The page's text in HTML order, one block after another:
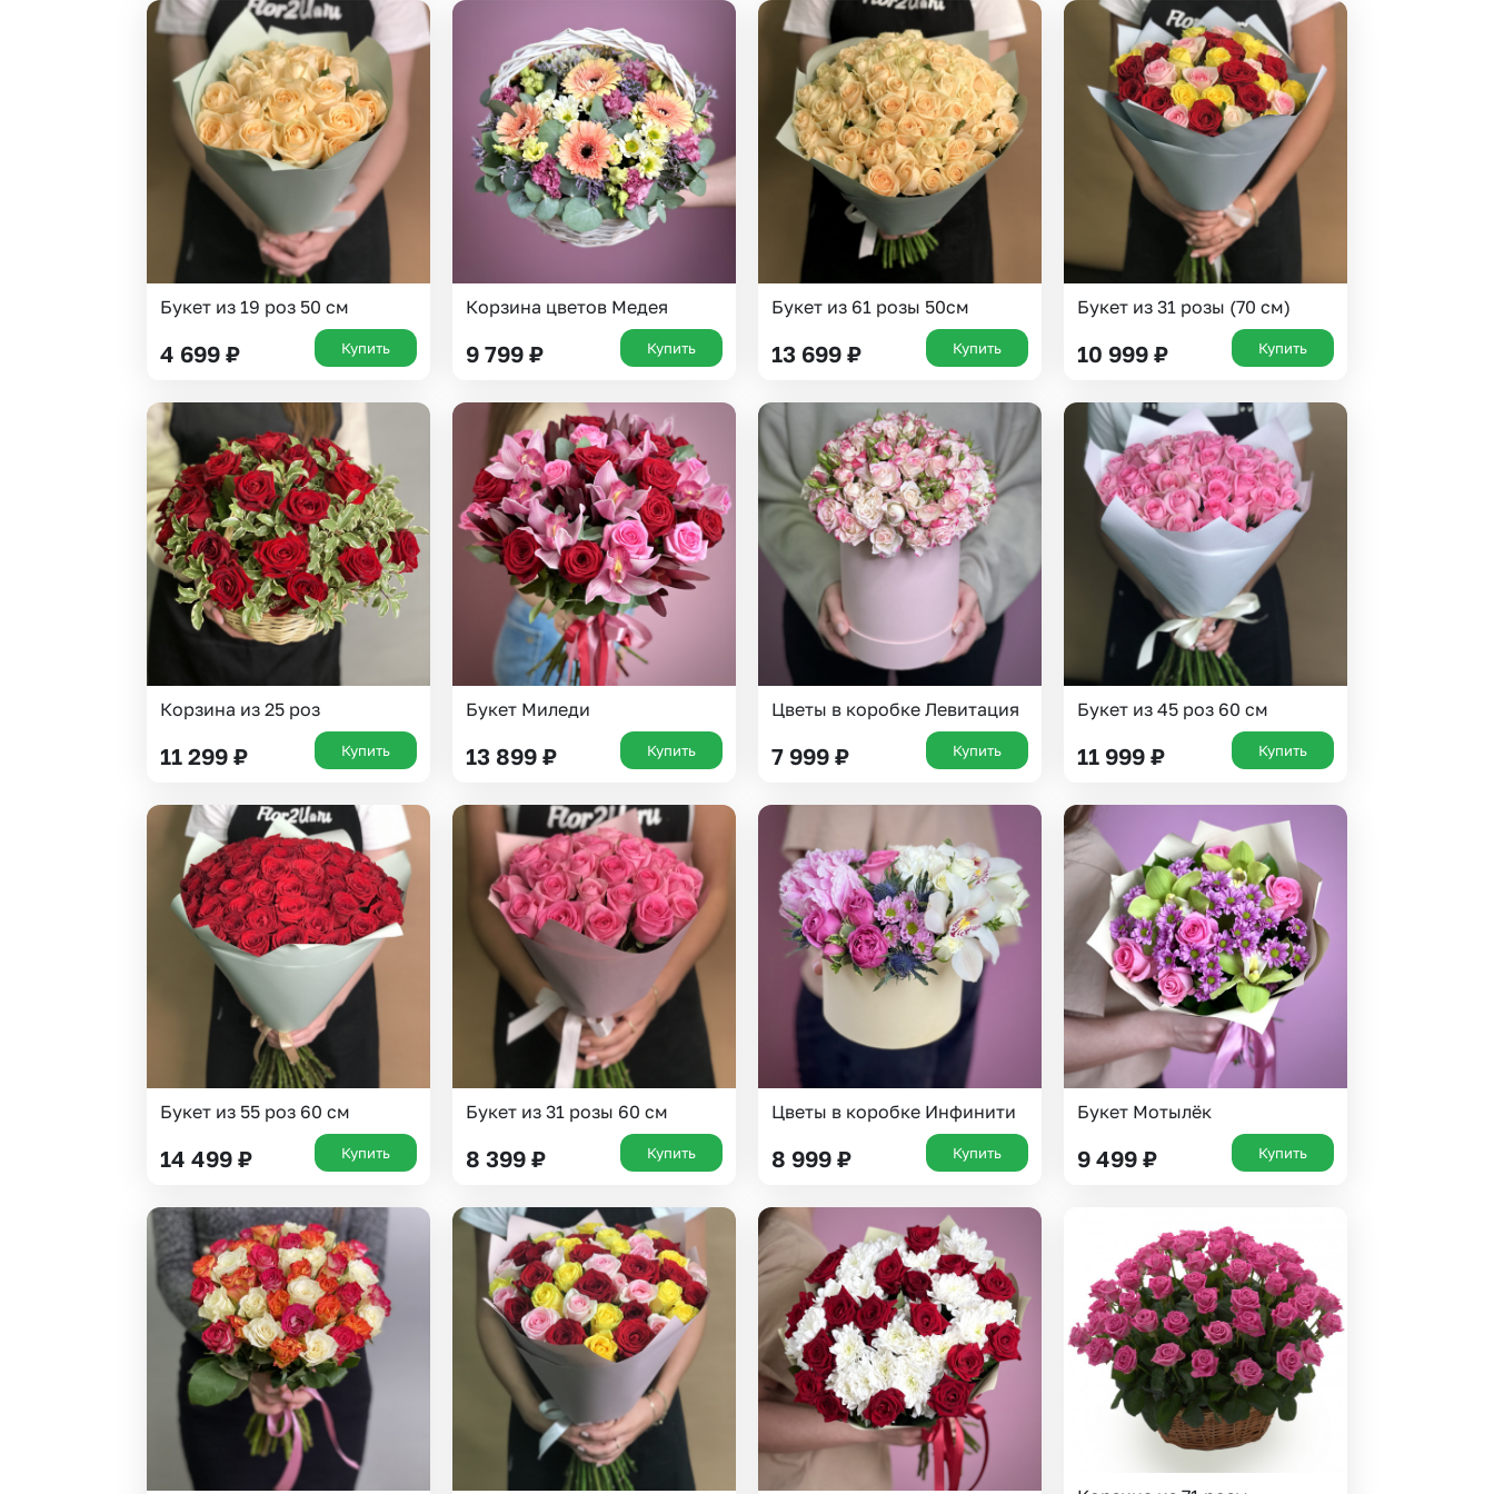
Казань
Уфа
Челябинск
Екатеринбург
Новосибирск
Омск
Волгоград
Воронеж
Букет из 19 роз 50 см
4 699 ₽ Купить
Корзина цветов Медея
9 799 ₽ Купить
Букет из 61 розы 50см
13 699 ₽ Купить
Букет из 31 розы (70 см)
10 999 ₽ Купить
Корзина из 25 роз
11 299 ₽ Купить
Букет Миледи
13 899 ₽ Купить
Цветы в коробке Левитация
7 999 ₽ Купить
Букет из 45 роз 60 см
11 999 ₽ Купить
Букет из 55 роз 60 см
14 499 ₽ Купить
Букет из 31 розы 60 см
8 399 ₽ Купить
Цветы в коробке Инфинити
8 999 ₽ Купить
Букет Мотылёк
9 499 ₽ Купить